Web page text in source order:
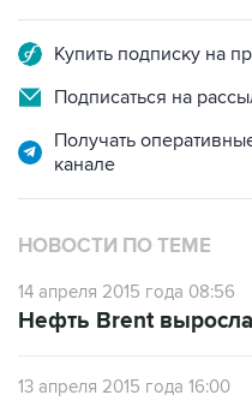
Купить подписку на
Подписаться на
Получать
канале
НОВОСТИ ПО ТЕМЕ
14 апреля 2015 года 08:56
Нефть Brent
13 апреля 2015 года 16:00